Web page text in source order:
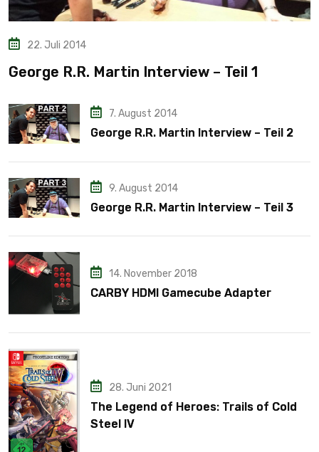
22. Juli 2014
George R.R. Martin Interview – Teil 1
7. August 2014
George R.R. Martin Interview – Teil 2
9. August 2014
George R.R. Martin Interview – Teil 3
14. November 2018
CARBY HDMI Gamecube Adapter
28. Juni 2021
The Legend of Heroes: Trails of Cold
Steel IV